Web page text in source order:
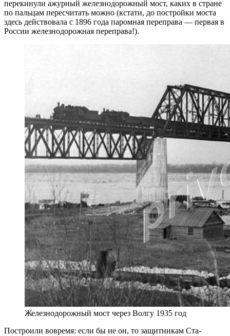
перекинули ажурный железнодо­рожный мост, каких в стране
по пальцам пересчитать можно (кстати, до постройки моста
здесь действова­ла с 1896 года паромная переправа — первая в
России железнодорожная переправа!).
Железнодорожный мост через Волгу 1935 год
Построили вовремя: если бы не он, то защитникам Ста­